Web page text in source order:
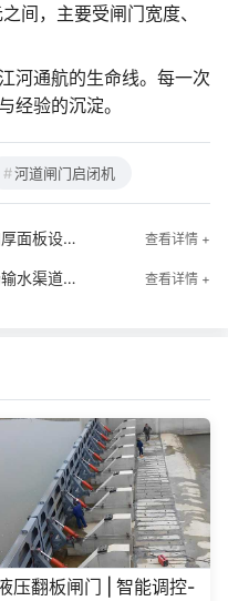
间，主要受闸门宽度、
河通航的生命线。每一次
经验的沉淀。
河道闸门启闭机
双支点水利自控翻板闸门加厚面板设计大流量场景运行稳定性|稳如磐石的智能调控先锋 查看详情 +
直升门电液一体启闭机盐场输水渠道故障应急处理流程|****护航盐场供水安全 查看详情 +
压翻板闸门 | 智能调控-